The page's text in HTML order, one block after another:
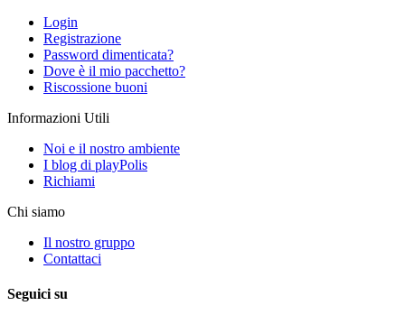
Login
Registrazione
Password dimenticata?
Dove è il mio pacchetto?
Riscossione buoni
Informazioni Utili
Noi e il nostro ambiente
I blog di playPolis
Richiami
Chi siamo
Il nostro gruppo
Contattaci
Seguici su